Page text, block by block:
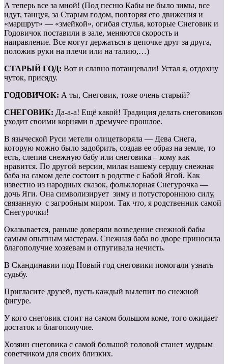
А теперь все за мной! (Под песню Кабы не было зимы, все
идут, танцуя, за Старым годом, повторяя его движения и
«маршрут» — «змейкой», огибая стулья, которые Снеговик и
Годовичок поставили в зале, меняются скорость и
направление. Все могут держаться в цепочке друг за друга,
положив руки на плечи или на талию,…)
СТАРЫЙ ГОД: Вот и славно потанцевали! Устал я, отдохну
чуток, присяду.
ГОДОВИЧОК: А ты, Снеговик, тоже очень старый?
СНЕГОВИК: Да-а-а! Ещё какой! Традиция делать снеговиков
уходит своими корнями в дремучее прошлое.
В языческой Руси метели олицетворяла — Дева Снега,
которую можно было задобрить, создав ее образ на земле, то
есть, слепив снежную бабу или снеговика – кому как
нравится. По другой версии, милая нашему сердцу снежная
баба на самом деле состоит в родстве с Бабой Ягой. Как
известно из народных сказок, фольклорная Снегурочка —
дочь Яги. Она символизирует зиму и потустороннюю силу,
связанную с загробным миром. Так что, я родственник самой
Снегурочки!
Оказывается, раньше доверяли возведение снежной бабы
самым опыт­ным мастерам. Снежная баба во дворе приносила
благополучие хозяевам и отпугивала нечисть.
В Скандинавии под Новый год снеговики помогали узнать
судьбу.
Пригласите друзей, пусть каждый вылепит по снежной
фигуре.
У кого снеговик стоит на самом большом коме, того ожидает
достаток и благополучие.
Хозяин снеговика с самой большой головой станет мудрым
советчиком для своих близких.